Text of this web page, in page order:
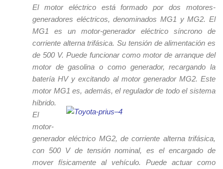
El motor eléctrico está formado por dos motores-
generadores eléctricos, denominados MG1 y MG2. El
MG1 es un motor-generador eléctrico síncrono de
corriente alterna trifásica. Su tensión de alimentación es
de 500 V. Puede funcionar como motor de arranque del
motor de gasolina o como generador, recargando la
batería HV y excitando al motor generador MG2. Este
motor MG1 es, además, el regulador de todo el sistema
híbrido.
El
motor-
generador eléctrico MG2, de corriente alterna trifásica,
con 500 V de tensión nominal, es el encargado de
mover físicamente al vehículo. Puede actuar como